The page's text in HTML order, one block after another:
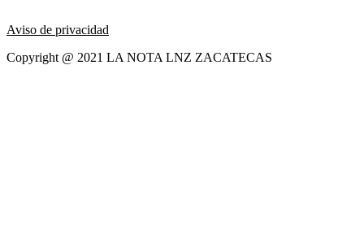
Aviso de privacidad
Copyright @ 2021 LA NOTA LNZ ZACATECAS